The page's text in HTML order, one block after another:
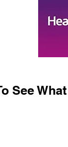
See